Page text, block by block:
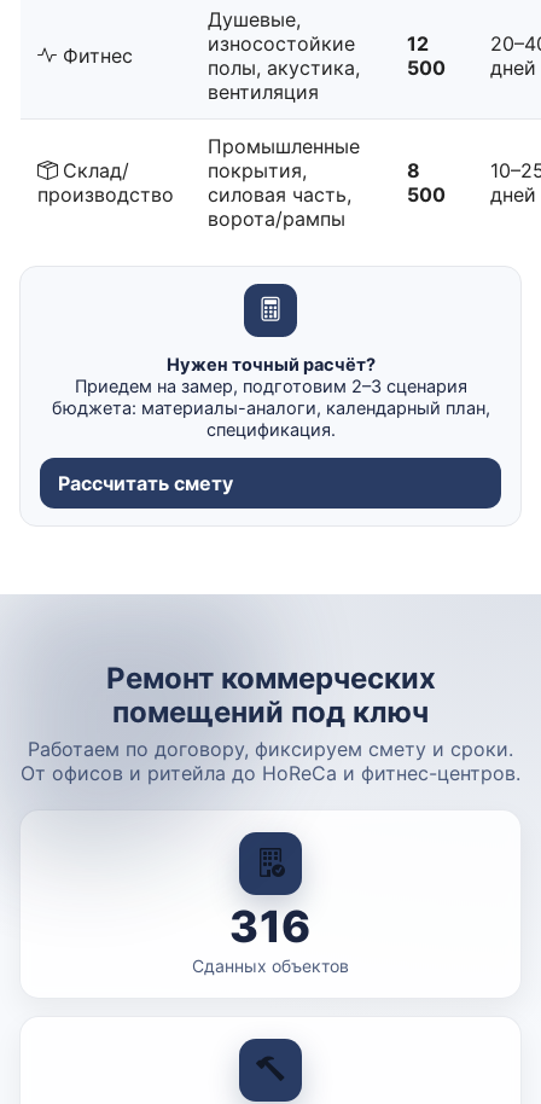
Фитнес
Душевые,
износостойкие
полы, акустика,
вентиляция
12
500
дней
Склад/
производство
Промышленные
покрытия,
силовая часть,
ворота/рампы
8
500
дней
Нужен точный расчёт?
Приедем на замер, подготовим 2–3 сценария
бюджета: материалы-аналоги, календарный план,
спецификация.
Рассчитать смету
Ремонт коммерческих
помещений под ключ
Работаем по договору, фиксируем смету и сроки.
От офисов и ритейла до HoReCa и фитнес-центров.
316
Сданных объектов